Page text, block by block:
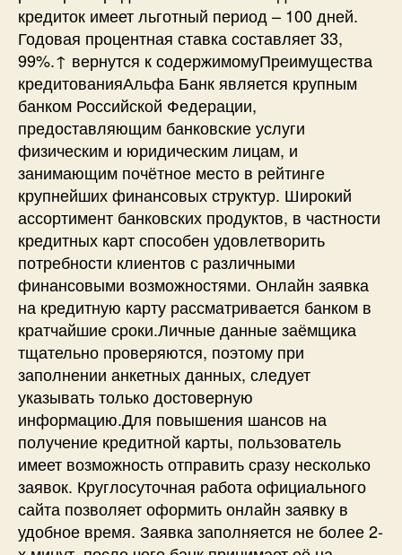
кредиток имеет льготный период – 100 дней.
Годовая процентная ставка составляет 33,
99%.↑ вернутся к содержимомуПреимущества
кредитованияАльфа Банк является крупным
банком Российской Федерации,
предоставляющим банковские услуги
физическим и юридическим лицам, и
занимающим почётное место в рейтинге
крупнейших финансовых структур. Широкий
ассортимент банковских продуктов, в частности
кредитных карт способен удовлетворить
потребности клиентов с различными
финансовыми возможностями. Онлайн заявка
на кредитную карту рассматривается банком в
кратчайшие сроки.Личные данные заёмщика
тщательно проверяются, поэтому при
заполнении анкетных данных, следует
указывать только достоверную
информацию.Для повышения шансов на
получение кредитной карты, пользователь
имеет возможность отправить сразу несколько
заявок. Круглосуточная работа официального
сайта позволяет оформить онлайн заявку в
удобное время. Заявка заполняется не более 2-